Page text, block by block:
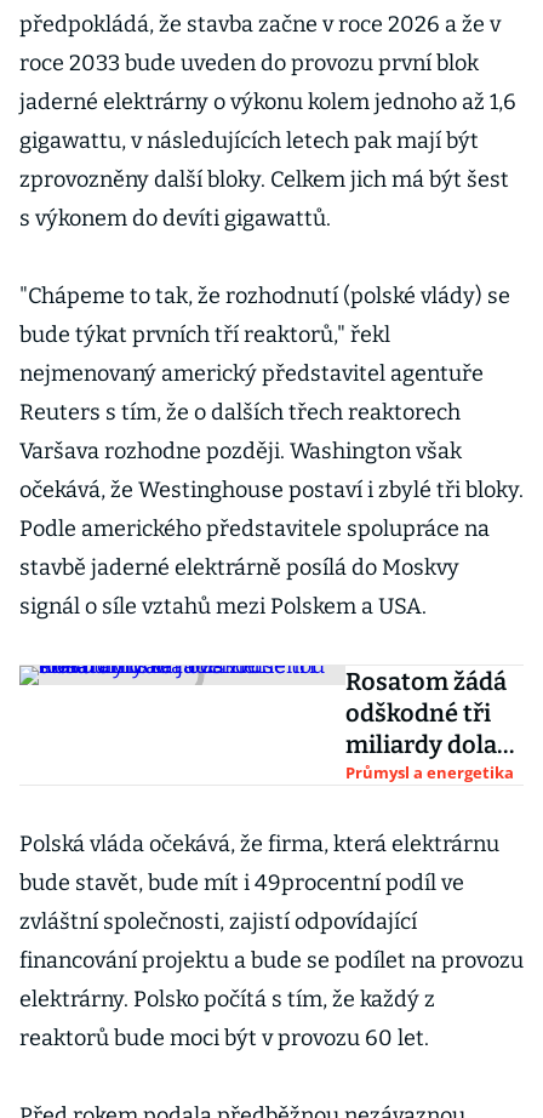
předpokládá, že stavba začne v roce 2026 a že v
roce 2033 bude uveden do provozu první blok
jaderné elektrárny o výkonu kolem jednoho až 1,6
gigawattu, v následujících letech pak mají být
zprovozněny další bloky. Celkem jich má být šest
s výkonem do devíti gigawattů.
"Chápeme to tak, že rozhodnutí (polské vlády) se
bude týkat prvních tří reaktorů," řekl
nejmenovaný americký představitel agentuře
Reuters s tím, že o dalších třech reaktorech
Varšava rozhodne později. Washington však
očekává, že Westinghouse postaví i zbylé tři bloky.
Podle amerického představitele spolupráce na
stavbě jaderné elektrárně posílá do Moskvy
signál o síle vztahů mezi Polskem a USA.
Rosatom žádá
odškodné tři
miliardy dolarů
za zrušenou
jaderné
elektrárny
Průmysl a energetika
Polská vláda očekává, že firma, která elektrárnu
bude stavět, bude mít i 49procentní podíl ve
zvláštní společnosti, zajistí odpovídající
financování projektu a bude se podílet na provozu
elektrárny. Polsko počítá s tím, že každý z
reaktorů bude moci být v provozu 60 let.